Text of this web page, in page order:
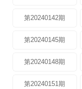
第20240142期
第20240145期
第20240148期
第20240151期